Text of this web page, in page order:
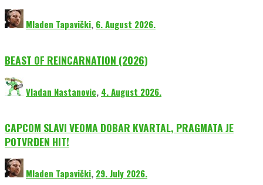
Mladen Tapavički, 6. August 2026.
BEAST OF REINCARNATION (2026)
Vladan Nastanovic, 4. August 2026.
CAPCOM SLAVI VEOMA DOBAR KVARTAL, PRAGMATA JE
POTVRĐEN HIT!
Mladen Tapavički, 29. July 2026.